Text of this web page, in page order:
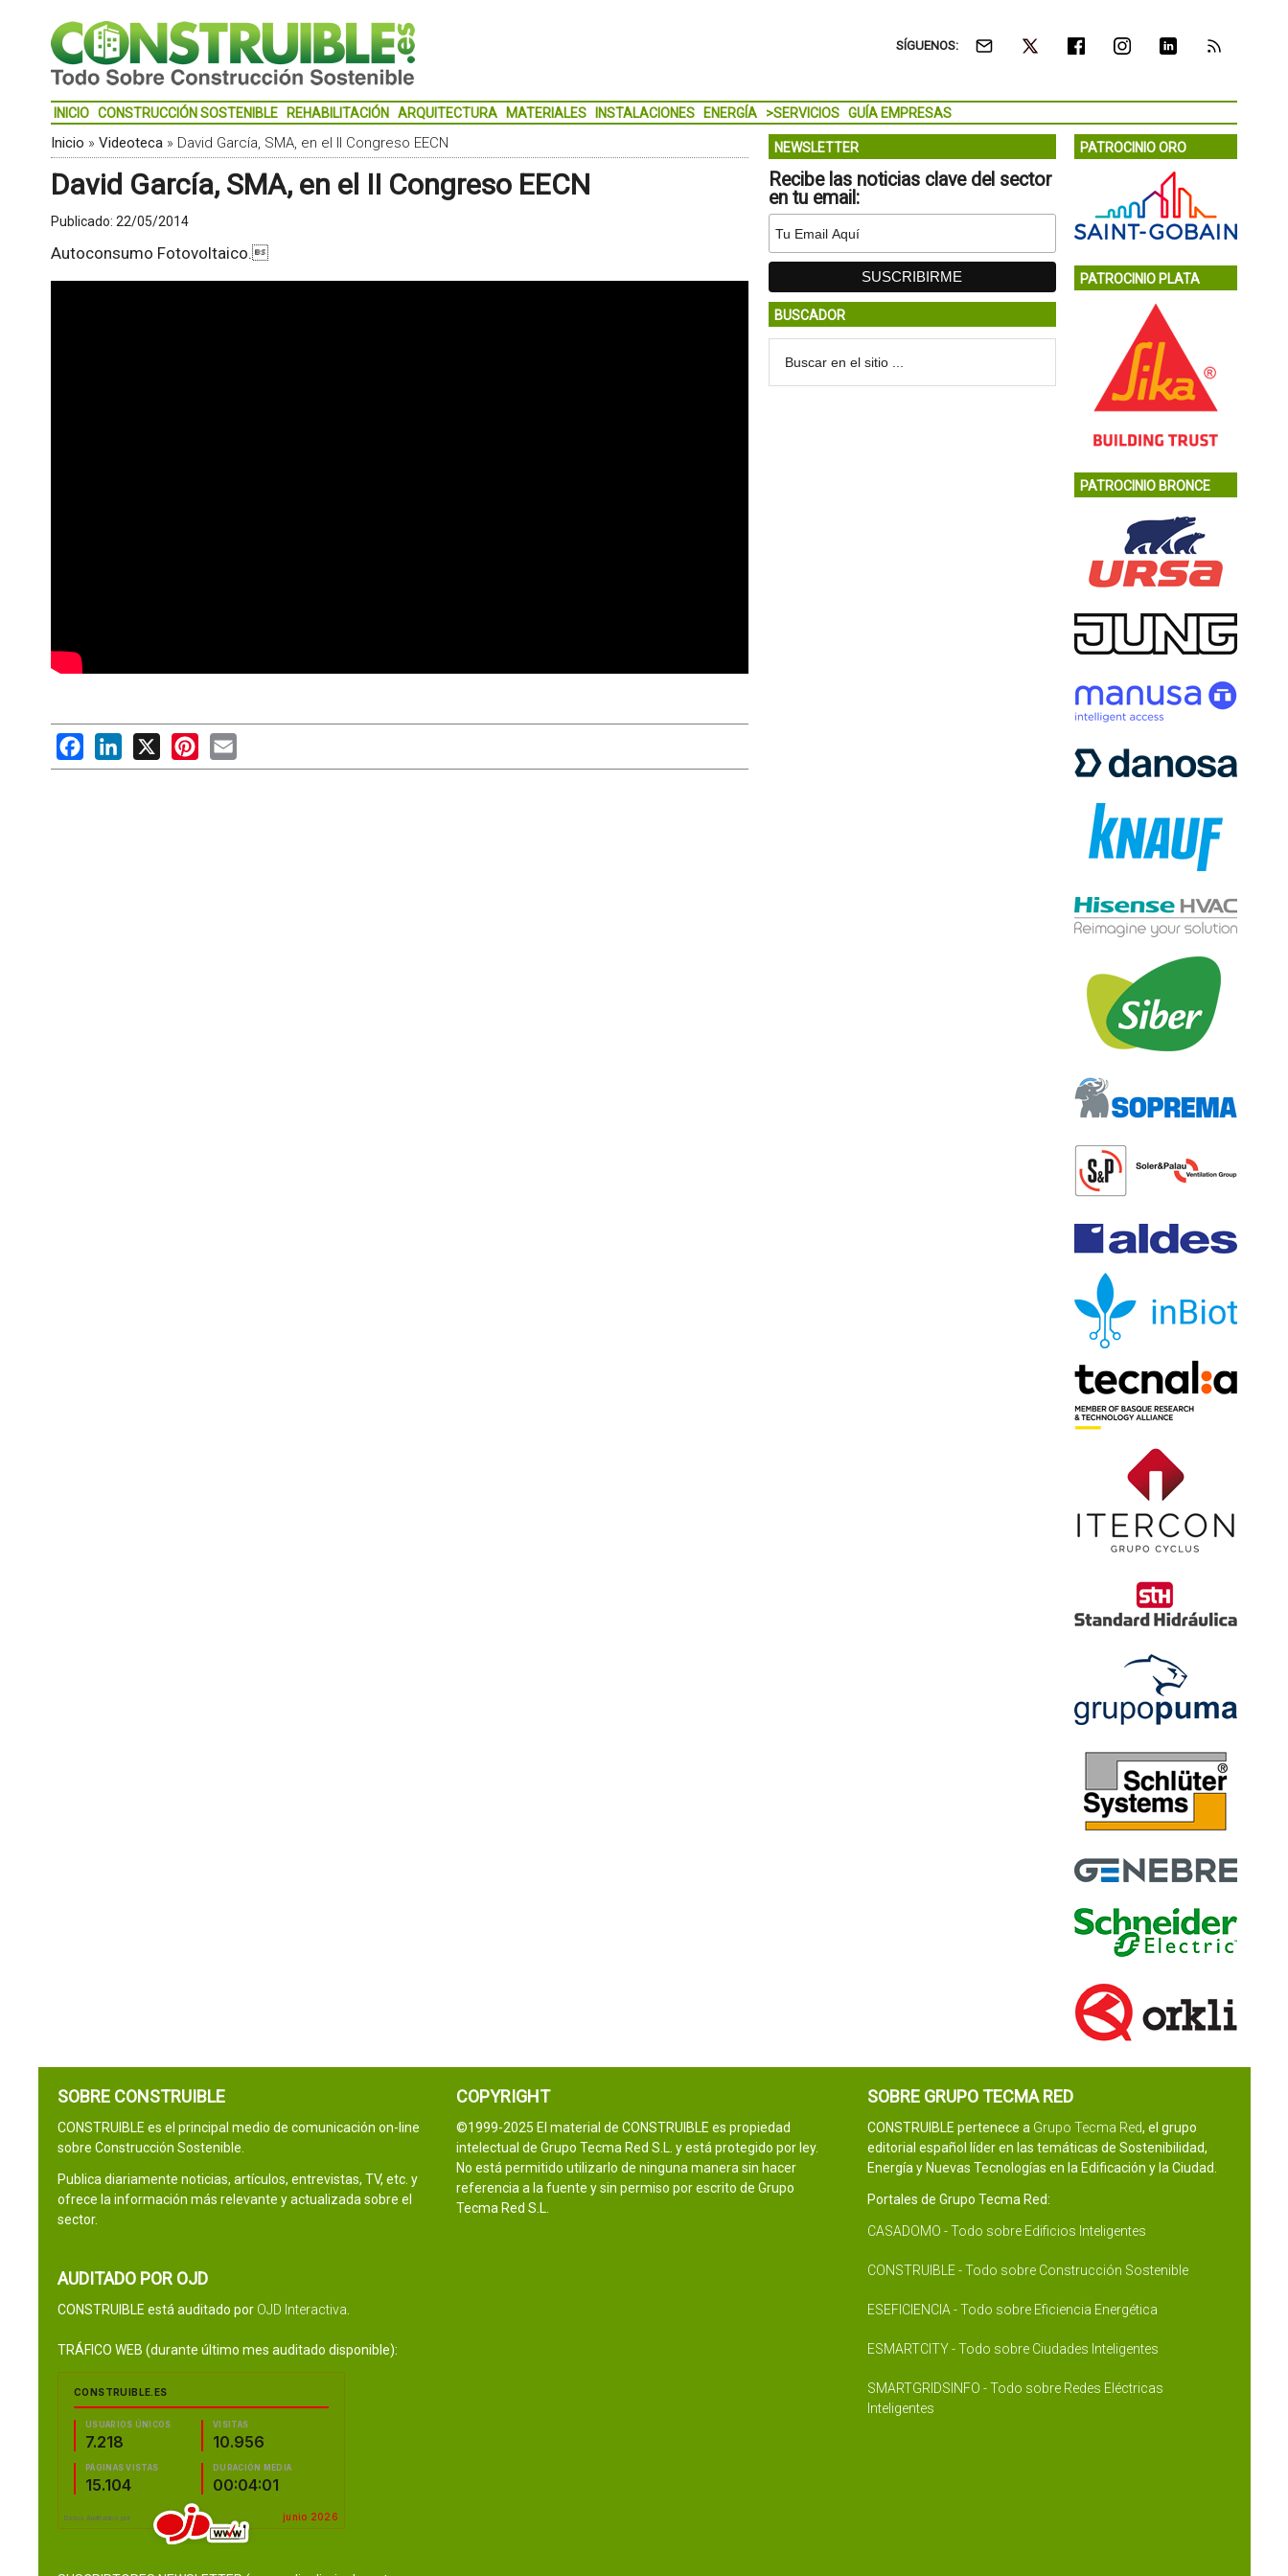
SÍGUENOS:
INICIO CONSTRUCCIÓN SOSTENIBLE REHABILITACIÓN ARQUITECTURA MATERIALES INSTALACIONES ENERGÍA >SERVICIOS GUÍA EMPRESAS
Inicio » Videoteca» David García, SMA, en el II Congreso EECN
David García, SMA, en el II Congreso EECN
Publicado: 22/05/2014
Autoconsumo Fotovoltaico.
FacebookLinkedIn
X PinterestEmail
NEWSLETTER
Recibe las noticias clave del sector
en tu email:
BUSCADOR
PATROCINIO ORO
PATROCINIO PLATA
PATROCINIO BRONCE
SOBRE CONSTRUIBLE
CONSTRUIBLE es el principal medio de comunicación on-line
sobre Construcción Sostenible.
Publica diariamente noticias, artículos, entrevistas, TV, etc. y
ofrece la información más relevante y actualizada sobre el
sector.
AUDITADO POR OJD
CONSTRUIBLE está auditado por OJD Interactiva
TRÁFICO WEB (durante último mes auditado disponible):
COPYRIGHT
©1999-2025 El material de CONSTRUIBLE es propiedad
intelectual de Grupo Tecma Red S.L. y está protegido por ley.
No está permitido utilizarlo de ninguna manera sin hacer
referencia a la fuente y sin permiso por escrito de Grupo
Tecma Red S.L.
SOBRE GRUPO TECMA RED
CONSTRUIBLE pertenece a Grupo Tecma Red, el grupo
editorial español líder en las temáticas de Sostenibilidad,
Energía y Nuevas Tecnologías en la Edificación y la Ciudad.
Portales de Grupo Tecma Red:
CASADOMO - Todo sobre Edificios Inteligentes
CONSTRUIBLE - Todo sobre Construcción Sostenible
ESEFICIENCIA - Todo sobre Eficiencia Energética
ESMARTCITY - Todo sobre Ciudades Inteligentes
SMARTGRIDSINFO - Todo sobre Redes Eléctricas
Inteligentes